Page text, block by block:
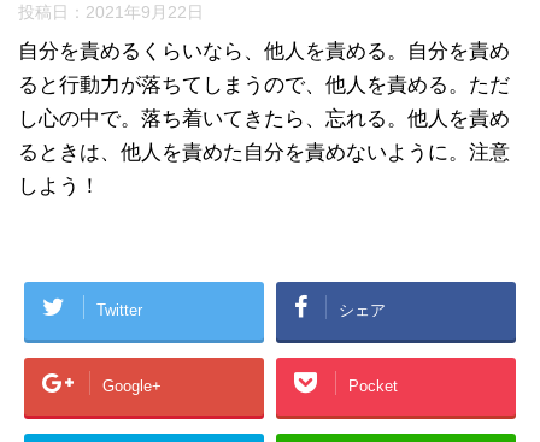
投稿日： 2021年9月22日
自分を責めるくらいなら、他人を責める。自分を責め
ると行動力が落ちてしまうので、他人を責める。ただ
し心の中で。落ち着いてきたら、忘れる。他人を責め
るときは、他人を責めた自分を責めないように。注意
しよう！
Twitter シェア
Google+ Pocket